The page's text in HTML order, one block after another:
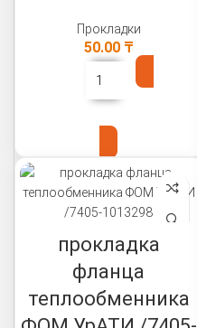
Прокладки
50.00 ₸
прокладка
фланца
теплообменника